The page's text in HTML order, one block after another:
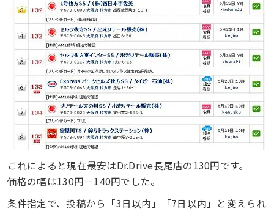
これによると現在最安はDr.Drive長尾店の130円です。
価格の幅は130円－140円でした。
条件指定で、投稿から「3日以内」「7日以内」と変えられ